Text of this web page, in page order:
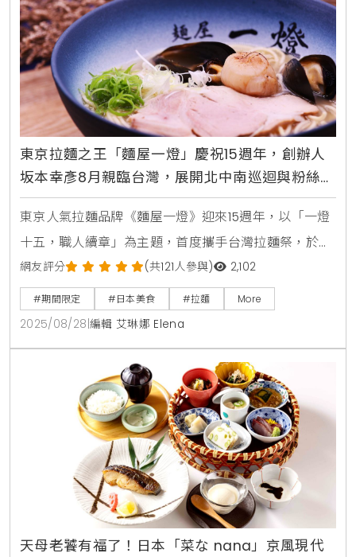
東京拉麵之王「麵屋一燈」慶祝15週年，創辦人
坂本幸彥8月親臨台灣，展開北中南巡迴與粉絲見
面，限定法式套餐饗宴饕客必吃
東京人氣拉麵品牌《麵屋一燈》迎來15週年，以「一燈
十五，職人續章」為主題，首度攜手台灣拉麵祭，於
8/28至8/30展開全台巡迴活動，分別在台中勤美誠品
店、高雄夢時代店以及台北信義統一時代店登場。創辦
人坂本幸彥社長也將親自來台，與粉絲一同見證品牌的
重要里程碑。法式料理精神融入拉麵自2009年創業以
來，坂本幸彥將法式料理的細膩手法帶入拉麵世界，打
造出兼具濃郁與優雅的獨特湯頭。憑藉這份創新與堅
持，麵屋一
網友評分 (共121人參與) 2,102
#期間限定 #日本美食 #拉麵 More
2025/08/28 編輯 艾琳娜 Elena
天母老饕有福了！日本「菜な nana」京風現代